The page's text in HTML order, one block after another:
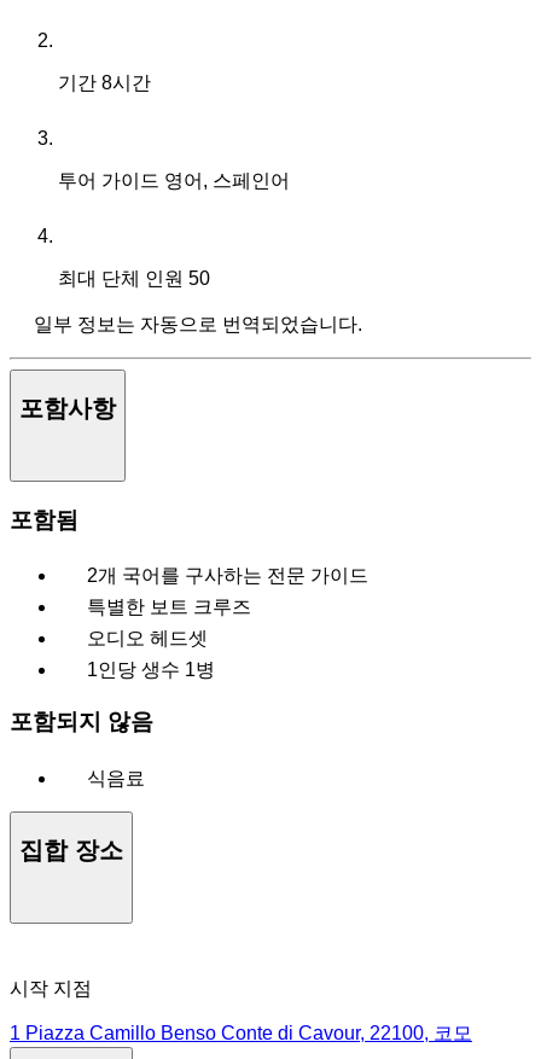
기간 8시간
투어 가이드 영어, 스페인어
최대 단체 인원 50
일부 정보는 자동으로 번역되었습니다.
포함사항
포함됨
2개 국어를 구사하는 전문 가이드
특별한 보트 크루즈
오디오 헤드셋
1인당 생수 1병
포함되지 않음
식음료
집합 장소
시작 지점
1 Piazza Camillo Benso Conte di Cavour, 22100, 코모